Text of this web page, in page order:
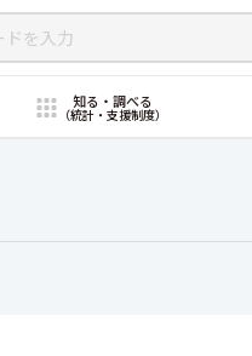
知る・調べる
（統計・支援制度）